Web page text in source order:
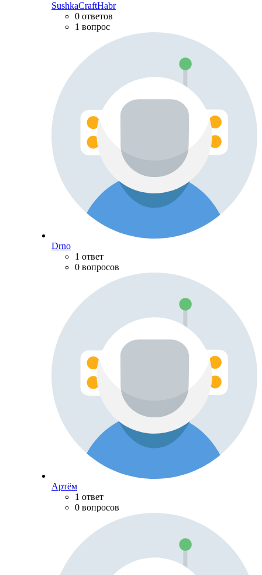
SushkaCraftHabr
0 ответов
1 вопрос
Drno
1 ответ
0 вопросов
Артём
1 ответ
0 вопросов